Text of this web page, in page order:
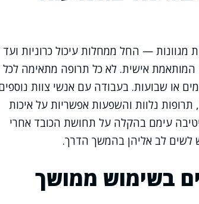
מגוונות — החל ממחלות עיכול כרוניות ועד
המותאמת אישית. לא כל תרופה מתאימה לכל
או שבועות. בעבודה עם אנשי צוות
נלוות והשפעות אפשריות על איכות
עימם בהקלה על תחושת הכובד אחרי
לשים לב אליהן בהמשך הדרך.
בשימוש ממושך